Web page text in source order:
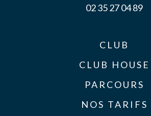
02 35 27 04 89
CLUB
CLUB HOUSE
PARCOURS
NOS TARIFS